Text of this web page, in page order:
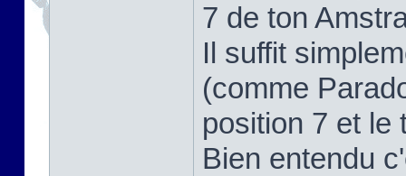
7 de ton
Il suffit
(comme
position 7 et le
Bien entendu